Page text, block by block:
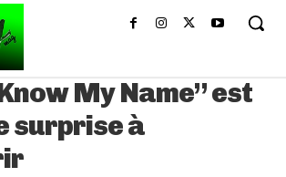
My Name” est
surprise à